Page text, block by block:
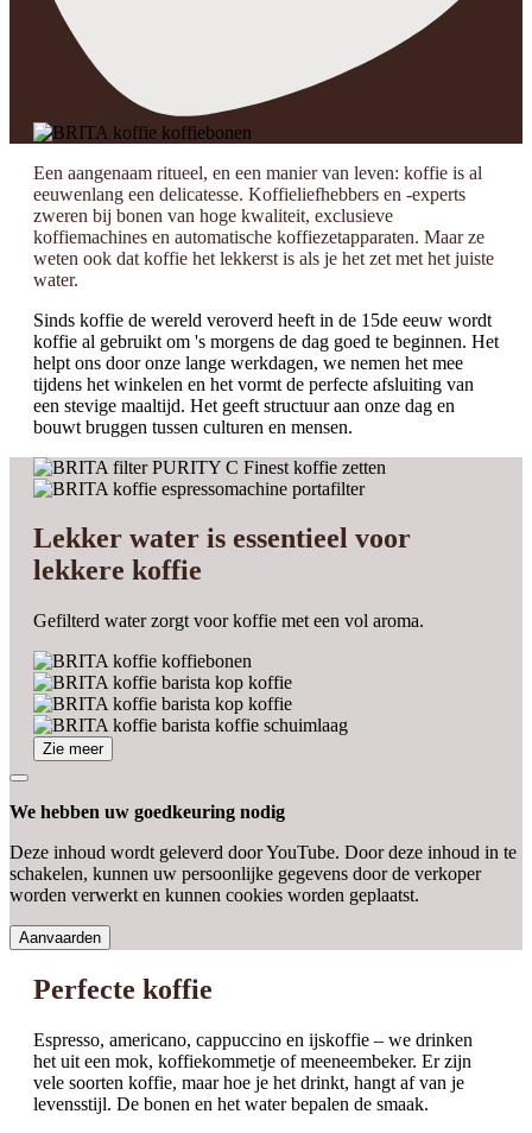
Een aangenaam ritueel, en een manier van leven: koffie is al
eeuwenlang een delicatesse. Koffieliefhebbers en -experts
zweren bij bonen van hoge kwaliteit, exclusieve
koffiemachines en automatische koffiezetapparaten. Maar ze
weten ook dat koffie het lekkerst is als je het zet met het juiste
water.
Sinds koffie de wereld veroverd heeft in de 15de eeuw wordt
koffie al gebruikt om 's morgens de dag goed te beginnen. Het
helpt ons door onze lange werkdagen, we nemen het mee
tijdens het winkelen en het vormt de perfecte afsluiting van
een stevige maaltijd. Het geeft structuur aan onze dag en
bouwt bruggen tussen culturen en mensen.
Lekker water is essentieel voor
lekkere koffie
Gefilterd water zorgt voor koffie met een vol aroma.
Zie meer
We hebben uw goedkeuring nodig
Deze inhoud wordt geleverd door YouTube. Door deze inhoud in te
schakelen, kunnen uw persoonlijke gegevens door de verkoper
worden verwerkt en kunnen cookies worden geplaatst.
Aanvaarden
Perfecte koffie
Espresso, americano, cappuccino en ijskoffie – we drinken
het uit een mok, koffiekommetje of meeneembeker. Er zijn
vele soorten koffie, maar hoe je het drinkt, hangt af van je
levensstijl. De bonen en het water bepalen de smaak.